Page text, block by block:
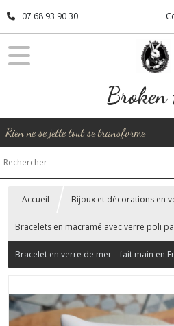
07 68 93 90 30
Rien ne se jette tout se transforme
Accueil Bijoux et décorations en
Bracelets en macramé avec verre poli
Bracelet en verre de mer – fait main en